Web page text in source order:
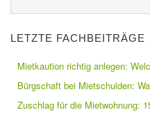
LETZTE FACHBEITRÄGE
Mietkaution richtig anlegen:
Bürgschaft bei Mietschulden:
Zuschlag für die Mietwohnung: